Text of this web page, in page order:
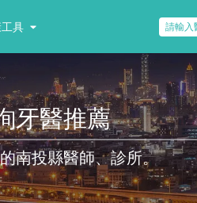
具
牙醫推薦
南投縣醫師、診所。